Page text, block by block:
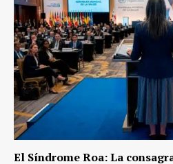
El Síndrome Roa: La